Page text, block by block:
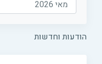
הודעות וחדשות